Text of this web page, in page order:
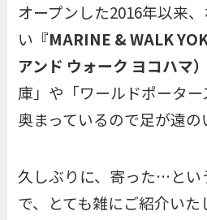
オープンした2016年以来
い 『MARINE & WALK
アンド ウォーク ヨコハマ）
庫」や「ワールドポータ
奥まっているので足が遠の
久しぶりに、寄った…とい
で、とても雑にご紹介いた